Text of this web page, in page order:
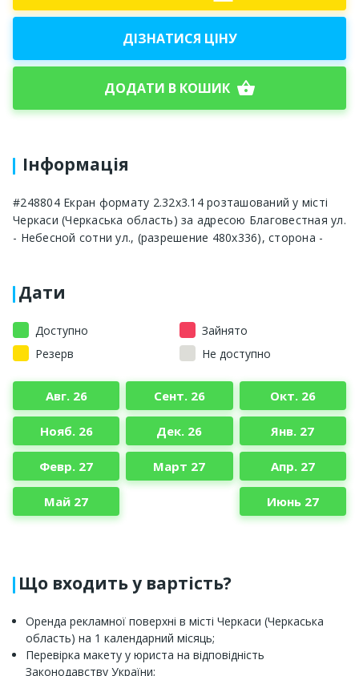
ДІЗНАТИСЯ ЦІНУ
ДОДАТИ В КОШИК shopping_basket
Інформація
#248804 Екран формату 2.32x3.14 розташований у місті
Черкаси (Черкаська область) за адресою Благовестная ул.
- Небесной сотни ул., (разрешение 480х336), сторона -
Дати
Доступно
Зайнято
Резерв
Не доступно
Авг. 26 Сент. 26 Окт. 26
Нояб. 26 Дек. 26 Янв. 27
Февр. 27 Март 27 Апр. 27
Май 27 Июнь 27
Що входить у вартість?
Оренда рекламної поверхні в місті Черкаси (Черкаська
область) на 1 календарний місяць;
Перевірка макету у юриста на відповідність
Законодавству України;